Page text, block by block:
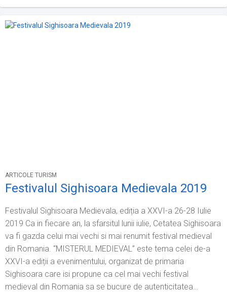
ARTICOLE TURISM
Festivalul Sighisoara Medievala 2019
Festivalul Sighisoara Medievala, ediția a XXVI-a 26-28 Iulie
2019 Ca in fiecare an, la sfarsitul lunii iulie, Cetatea Sighisoara
va fi gazda celui mai vechi si mai renumit festival medieval
din Romania. “MISTERUL MEDIEVAL” este tema celei de-a
XXVI-a ediții a evenimentului, organizat de primaria
Sighisoara care isi propune ca cel mai vechi festival
medieval din Romania sa se bucure de autenticitatea